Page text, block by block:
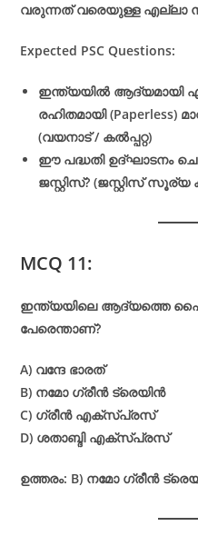
വരുന്നത് വരെയുള്ള എല്ലാ
Expected PSC Questions:
ഇന്ത്യയിൽ ആദ്യമായി
രഹിതമായി (Paperless)
(വയനാട് / കൽപ്പറ്റ)
ഈ പദ്ധതി ഉദ്ഘാടനം
ജസ്റ്റിസ്? (ജസ്റ്റിസ് സൂര്യ
MCQ 11:
ഇന്ത്യയിലെ ആദ്യത്തെ
പേരെന്താണ്?
A) വന്ദേ ഭാരത്
B) നമോ ഗ്രീൻ ട്രെയിൻ
C) ഗ്രീൻ എക്സ്പ്രസ്
D) ശതാബ്ദി എക്സ്പ്രസ്
ഉത്തരം: B) നമോ ഗ്രീൻ